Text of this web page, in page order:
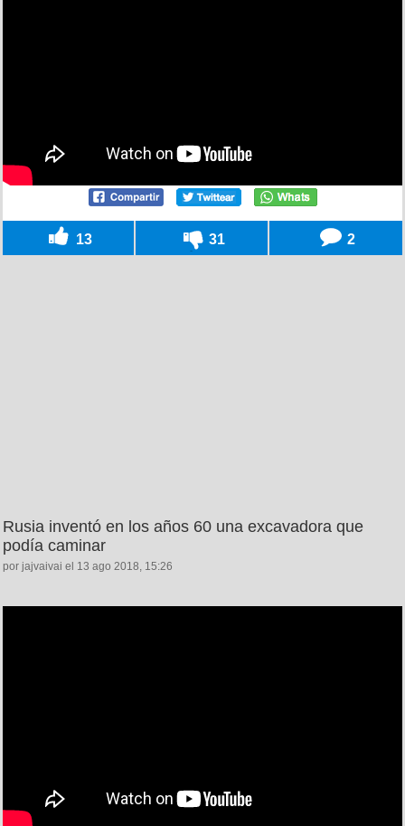
13 31 2
Rusia inventó en los años 60 una excavadora que
podía caminar
por jajvaivai el 13 ago 2018, 15:26